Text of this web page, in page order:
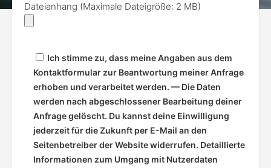
Dateianhang (Maximale Dateigröße: 2 MB)
Ich stimme zu, dass meine Angaben aus dem
Kontaktformular zur Beantwortung meiner Anfrage
erhoben und verarbeitet werden. — Die Daten
werden nach abgeschlossener Bearbeitung deiner
Anfrage gelöscht. Du kannst deine Einwilligung
jederzeit für die Zukunft per E-Mail an den
Seitenbetreiber der Website widerrufen. Detaillierte
Informationen zum Umgang mit Nutzerdaten